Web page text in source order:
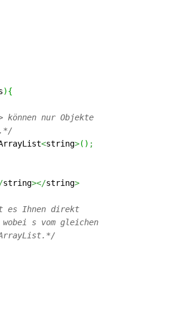
){
nur Objekte
<string>( ) ;
string></string>
es Ihnen direkt
s vom gleichen
ArrayList.*/